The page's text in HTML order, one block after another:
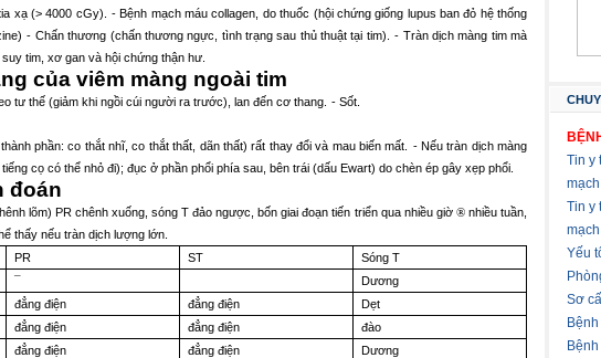
xạ (> 4000 cGy).
- Bệnh mạch máu collagen, do thuốc (hội chứng giống lupus ban đỏ hệ thống
- Chấn thương (chấn thương ngực, tình trạng sau thủ thuật tại tim).
- Tràn dịch màng tim mà
tim, xơ gan và hội chứng thận hư.
của viêm màng ngoài tim
tư thế (giảm khi ngồi cúi người ra trước), lan đến cơ thang. - Sốt.
phần: co thắt nhĩ, co thắt thất, dãn thất) rất thay đổi và mau biến mất.
- Nếu tràn dịch màng
cọ có thể nhỏ đi); đục ở phần phổi phía sau, bên trái (dấu Ewart) do chèn ép gây xẹp phổi.
đoán
lõm) PR chênh xuống, sóng T đảo ngược, bốn giai đoạn tiến triển qua nhiều giờ ®nhiều tuần,
thấy nếu tràn dịch lượng lớn.
PR ST
Sóng T
¯
Dương
đẳng điện đẳng điện
Dẹt
đẳng điện đẳng điện
đào
đẳng điện đẳng điện
Dương
Tin y
mạch
Tin y
mạch
Yếu
Sơ